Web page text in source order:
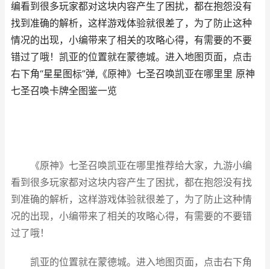
编看到很多玩家都对这块内容产生了困扰，都在抱怨没有
找到准确的解析，这样游戏体验就很差了，为了防止这种
情况的出现，小编带来了相关的攻略心得，有需要的不要
错过了哦！凯亚的位置就在蒙德城。进入地图页面，点击
右下角“星星图标”弹,《原神》七圣召唤凯亚在哪里里 原神
七圣召唤卡牌全图鉴一览
《原神》七圣召唤凯亚在哪里推荐给大家，九游小编
看到很多玩家都对这块内容产生了困扰，都在抱怨没有找
到准确的解析，这样游戏体验就很差了，为了防止这种情
况的出现，小编带来了相关的攻略心得，有需要的不要错
过了哦！
凯亚的位置就在蒙德城。进入地图页面，点击右下角